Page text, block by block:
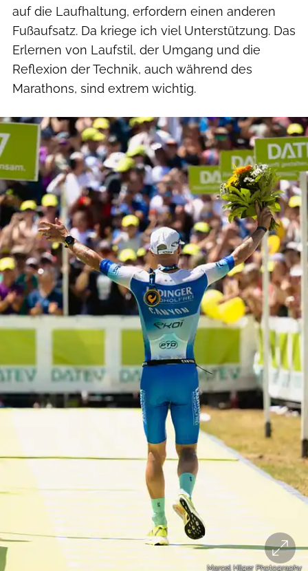
auf die Laufhaltung, erfordern einen anderen
Fußaufsatz. Da kriege ich viel Unterstützung. Das
Erlernen von Laufstil, der Umgang und die
Reflexion der Technik, auch während des
Marathons, sind extrem wichtig.
Marcel Hilger Photography